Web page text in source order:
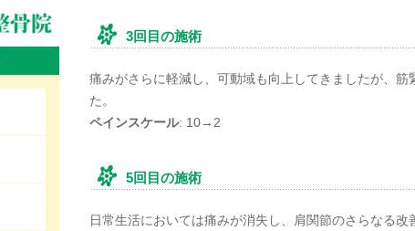
3回目の施術
痛みがさらに軽減し、可動域も向上してきましたが、
た。
ペインスケール: 10→2
5回目の施術
日常生活においては痛みが消失し、肩関節のさらなる